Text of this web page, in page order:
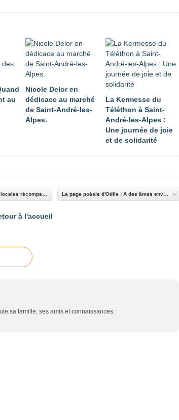
au
Nicole Delor en
dédicace au marché
de Saint-André-les-
Alpes.
La Kermesse du
Téléthon à Saint-
André-les-Alpes :
Une journée de joie
et de solidarité
La page poésie d'Odile : A des âmes envolées
à l'accueil
sa famille, ses amis et connaissances.